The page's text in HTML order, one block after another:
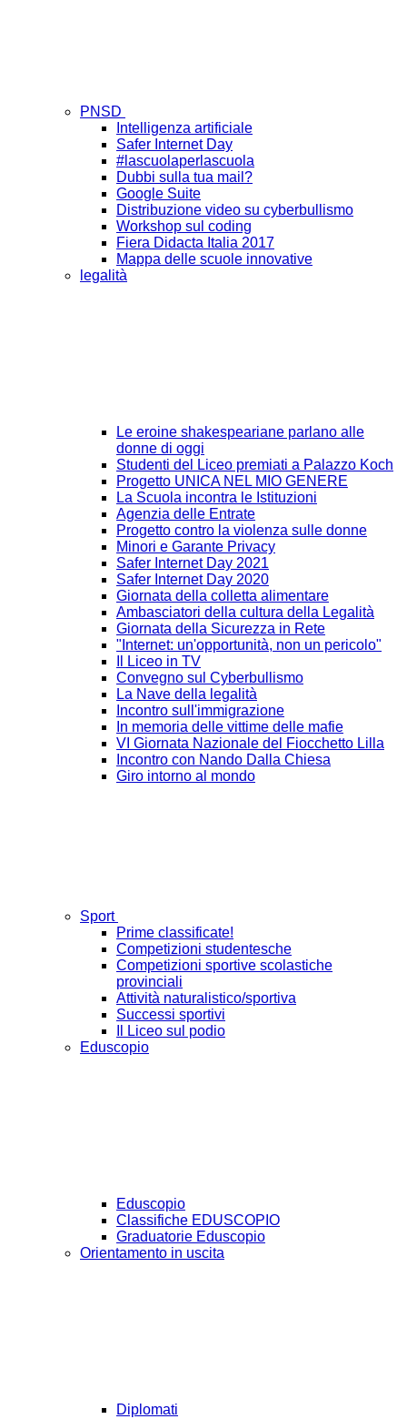
PNSD
Intelligenza artificiale
Safer Internet Day
#lascuolaperlascuola
Dubbi sulla tua mail?
Google Suite
Distribuzione video su cyberbullismo
Workshop sul coding
Fiera Didacta Italia 2017
Mappa delle scuole innovative
legalità
Le eroine shakespeariane parlano alle
donne di oggi
Studenti del Liceo premiati a Palazzo Koch
Progetto UNICA NEL MIO GENERE
La Scuola incontra le Istituzioni
Agenzia delle Entrate
Progetto contro la violenza sulle donne
Minori e Garante Privacy
Safer Internet Day 2021
Safer Internet Day 2020
Giornata della colletta alimentare
Ambasciatori della cultura della Legalità
Giornata della Sicurezza in Rete
"Internet: un'opportunità, non un pericolo"
Il Liceo in TV
Convegno sul Cyberbullismo
La Nave della legalità
Incontro sull'immigrazione
In memoria delle vittime delle mafie
VI Giornata Nazionale del Fiocchetto Lilla
Incontro con Nando Dalla Chiesa
Giro intorno al mondo
Sport
Prime classificate!
Competizioni studentesche
Competizioni sportive scolastiche
provinciali
Attività naturalistico/sportiva
Successi sportivi
Il Liceo sul podio
Eduscopio
Eduscopio
Classifiche EDUSCOPIO
Graduatorie Eduscopio
Orientamento in uscita
Diplomati